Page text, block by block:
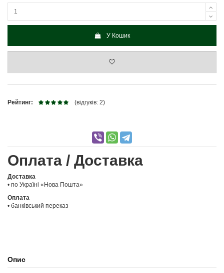
У Кошик
Рейтинг: (відгуків: 2)
Оплата / Доставка
Доставка
• по Україні «Нова Пошта»
Оплата
• банківський переказ
Опис